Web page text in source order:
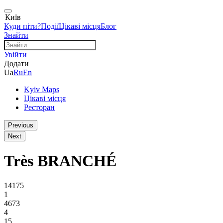
Київ
Куди піти?ПодіїЦікаві місцяБлог
Знайти
Увійти
Додати
UaRuEn
Kyiv Maps
Цікаві місця
Ресторан
Previous
Next
Très BRANCHÉ
14175
1
4673
4
15